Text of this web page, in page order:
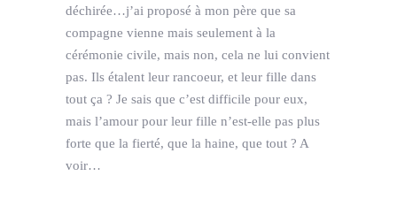
déchirée…j’ai proposé à mon père que sa
compagne vienne mais seulement à la
cérémonie civile, mais non, cela ne lui convient
pas. Ils étalent leur rancoeur, et leur fille dans
tout ça ? Je sais que c’est difficile pour eux,
mais l’amour pour leur fille n’est-elle pas plus
forte que la fierté, que la haine, que tout ? A
voir…